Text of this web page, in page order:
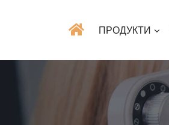
ПРОДУКТИ